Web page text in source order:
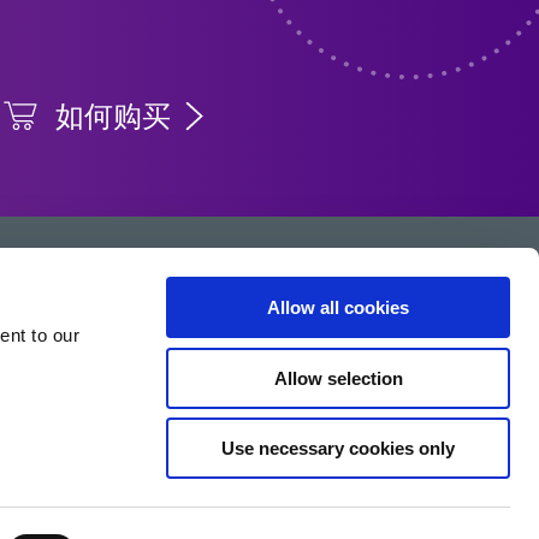
to our
Allow all cookies
Allow selection
Use necessary cookies only
如何购买